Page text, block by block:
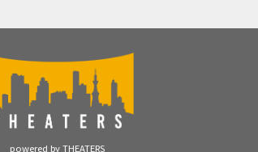
powered by THEATERS